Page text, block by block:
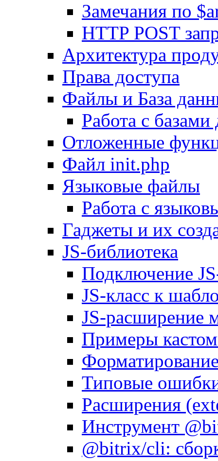
Замечания по
HTTP POST
Архитектура
Права доступа
Файлы и База
Работа с
Отложенные
Файл init.php
Языковые файлы
Работа с
Гаджеты и их
JS-библиотека
Подключение
JS-класс к
JS-расширение
Примеры
Типовые
Расширения
Инструмент
@bitrix/cli: